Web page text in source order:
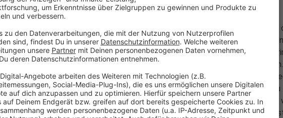
Auf ihrem Album zeigt die 25-Jährige zwei Seiten. Die erste
neuen Songs und Hits, die Leony als Artist präsentiert,
besteht, bei denen Leony als Sängerin, Songwriterin oder
singt sie in exklusiv auf dem Album enthaltenen Akustik-Versionen.
unterschiedlichen Titeln macht es zu einem wahren Longplayer.
wichtig, dass mein Album thematisch etwas mit meinem Leben zu
Debütalbum am Herzen liegt. Das Album sei genau so
von Leony auch: mit ihrem Team im Studio in Berlin. Das Team,